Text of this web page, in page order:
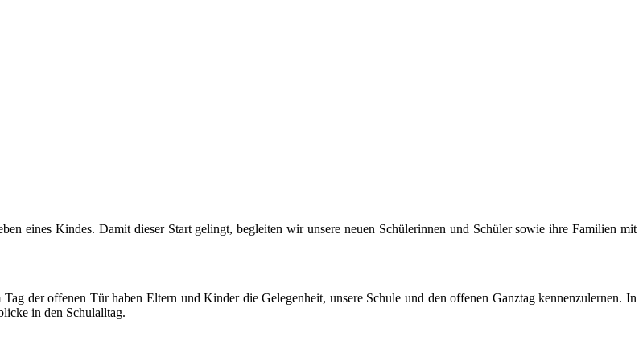
eines Kindes. Damit dieser Start gelingt, begleiten wir unsere neuen Schülerinnen und Schüler sowie ihre Familien mit
der offenen Tür haben Eltern und Kinder die Gelegenheit, unsere Schule und den offenen Ganztag kennenzulernen. In
in den Schulalltag.